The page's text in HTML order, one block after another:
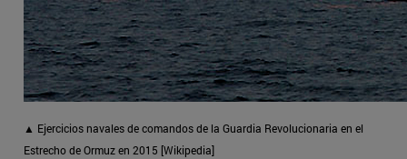
▲ Ejercicios navales de comandos de la Guardia Revolucionaria en el
Estrecho de Ormuz en 2015 [Wikipedia]